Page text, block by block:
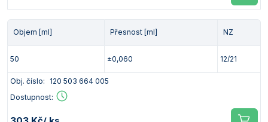
Objem [ml] Přesnost [ml] NZ
50 ±0,060 12/21
Obj. číslo:
120 503 664 005
Dostupnost: